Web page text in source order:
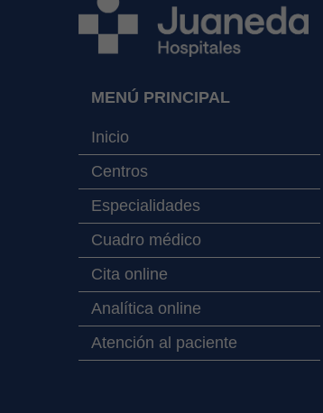
MENÚ PRINCIPAL
Inicio
Centros
Especialidades
Cuadro médico
Cita online
Analítica online
Atención al paciente